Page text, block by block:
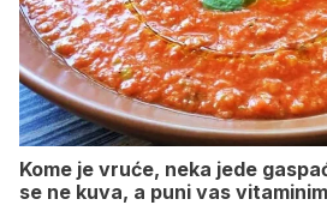
Kome je vruće, neka jede
se ne kuva, a puni vas